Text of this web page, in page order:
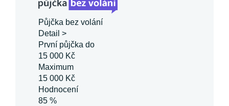
Půjčka bez volání
Detail >
První půjčka do
15 000 Kč
Maximum
15 000 Kč
Hodnocení
85 %